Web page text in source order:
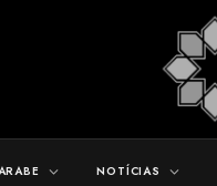
NOTÍCIAS